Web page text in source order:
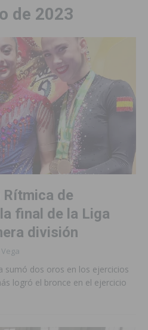
de 2023
Rítmica de
final de la Liga
división
sumó dos oros en los ejercicios
logró el bronce en el ejercicio